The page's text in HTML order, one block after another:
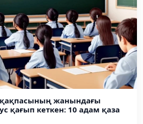
жанындағы
қағып кеткен: 10 адам қаза